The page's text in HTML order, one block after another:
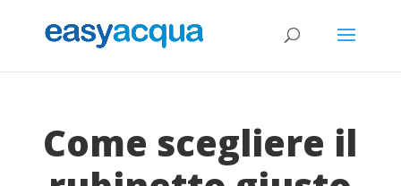
Come scegliere il